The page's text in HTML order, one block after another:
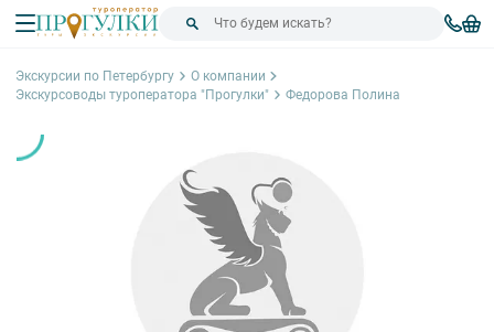
Экскурсии по Петербургу
О компании
Экскурсоводы туроператора "Прогулки"
Федорова Полина